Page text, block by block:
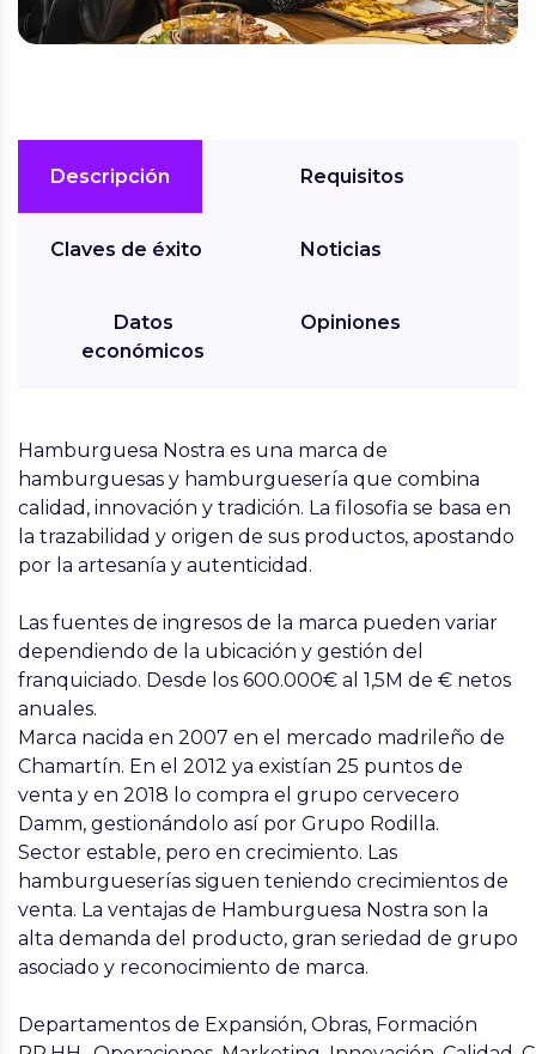
Descripción
Claves de éxito
Datos
económicos
Requisitos
Noticias
Opiniones
Hamburguesa Nostra es una marca de
hamburguesas y hamburguesería que combina
calidad, innovación y tradición. La filosofia se basa en
la trazabilidad y origen de sus productos, apostando
por la artesanía y autenticidad.
Las fuentes de ingresos de la marca pueden variar
dependiendo de la ubicación y gestión del
franquiciado. Desde los 600.000€ al 1,5M de € netos
anuales.
Marca nacida en 2007 en el mercado madrileño de
Chamartín. En el 2012 ya existían 25 puntos de
venta y en 2018 lo compra el grupo cervecero
Damm, gestionándolo así por Grupo Rodilla.
Sector estable, pero en crecimiento. Las
hamburgueserías siguen teniendo crecimientos de
venta. La ventajas de Hamburguesa Nostra son la
alta demanda del producto, gran seriedad de grupo
asociado y reconocimiento de marca.
Departamentos de Expansión, Obras, Formación